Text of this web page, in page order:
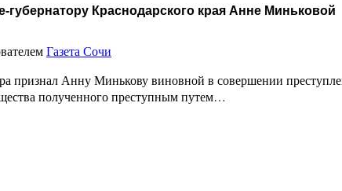
Краснодарского края Анне Миньковой
Газета Сочи
признал Анну Минькову виновной в совершении
полученного преступным путем…